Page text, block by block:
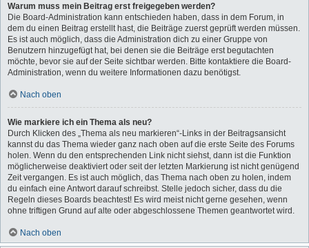
Warum muss mein Beitrag erst freigegeben werden?
Die Board-Administration kann entschieden haben, dass in dem Forum, in
dem du einen Beitrag erstellt hast, die Beiträge zuerst geprüft werden müssen.
Es ist auch möglich, dass die Administration dich zu einer Gruppe von
Benutzern hinzugefügt hat, bei denen sie die Beiträge erst begutachten
möchte, bevor sie auf der Seite sichtbar werden. Bitte kontaktiere die Board-
Administration, wenn du weitere Informationen dazu benötigst.
Nach oben
Wie markiere ich ein Thema als neu?
Durch Klicken des „Thema als neu markieren“-Links in der Beitragsansicht
kannst du das Thema wieder ganz nach oben auf die erste Seite des Forums
holen. Wenn du den entsprechenden Link nicht siehst, dann ist die Funktion
möglicherweise deaktiviert oder seit der letzten Markierung ist nicht genügend
Zeit vergangen. Es ist auch möglich, das Thema nach oben zu holen, indem
du einfach eine Antwort darauf schreibst. Stelle jedoch sicher, dass du die
Regeln dieses Boards beachtest! Es wird meist nicht gerne gesehen, wenn
ohne triftigen Grund auf alte oder abgeschlossene Themen geantwortet wird.
Nach oben